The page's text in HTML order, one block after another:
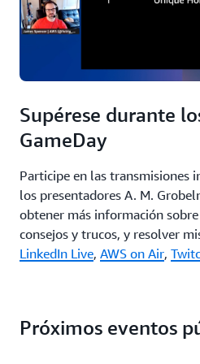
Supérese durante
GameDay
Participe en las transmisiones
los presentadores A. M.
obtener más información sobre
consejos y trucos, y resolver
LinkedIn Live, AWS on Air,
Próximos eventos